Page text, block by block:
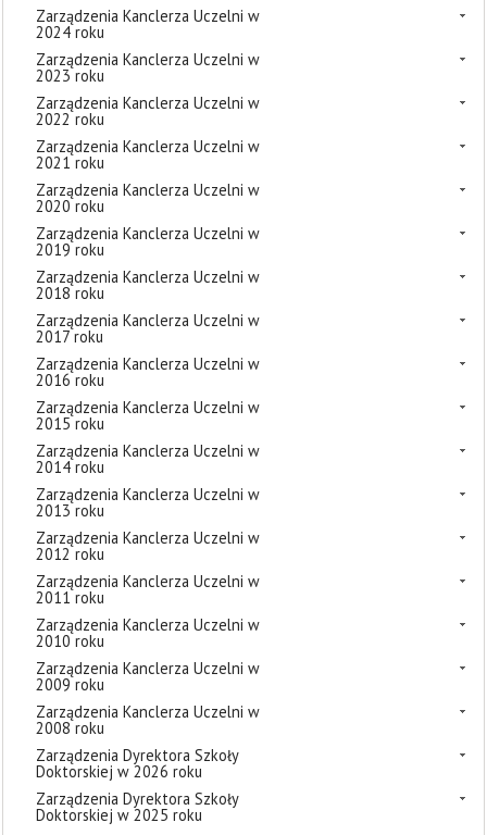
Zarządzenia Kanclerza Uczelni w
2024 roku
Zarządzenia Kanclerza Uczelni w
2023 roku
Zarządzenia Kanclerza Uczelni w
2022 roku
Zarządzenia Kanclerza Uczelni w
2021 roku
Zarządzenia Kanclerza Uczelni w
2020 roku
Zarządzenia Kanclerza Uczelni w
2019 roku
Zarządzenia Kanclerza Uczelni w
2018 roku
Zarządzenia Kanclerza Uczelni w
2017 roku
Zarządzenia Kanclerza Uczelni w
2016 roku
Zarządzenia Kanclerza Uczelni w
2015 roku
Zarządzenia Kanclerza Uczelni w
2014 roku
Zarządzenia Kanclerza Uczelni w
2013 roku
Zarządzenia Kanclerza Uczelni w
2012 roku
Zarządzenia Kanclerza Uczelni w
2011 roku
Zarządzenia Kanclerza Uczelni w
2010 roku
Zarządzenia Kanclerza Uczelni w
2009 roku
Zarządzenia Kanclerza Uczelni w
2008 roku
Zarządzenia Dyrektora Szkoły
Doktorskiej w 2026 roku
Zarządzenia Dyrektora Szkoły
Doktorskiej w 2025 roku